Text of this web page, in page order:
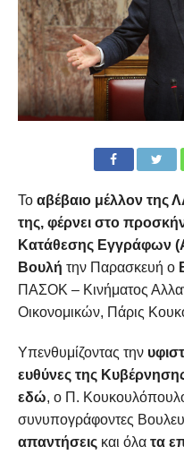
Το αβέβαιο μέλλον της
της, φέρνει στο
Κατάθεσης Εγγράφων
Βουλή την Παρασκευή ο
ΠΑΣΟΚ – Κινήματος
Οικονομικών, Πάρις
Υπενθυμίζοντας την
ευθύνες της
εδώ, ο Π.
συνυπογράφοντες
απαντήσειςκαι όλα τα